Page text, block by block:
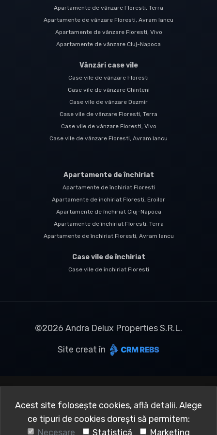
Apartamente de vânzare Floresti, Terra
Apartamente de vânzare Floresti, Avram Iancu
Apartamente de vânzare Floresti, Vivo
Apartamente de vânzare Cluj-Napoca
Vânzări case vile
Case vile de vânzare Floresti
Case vile de vânzare Chinteni
Case vile de vânzare Dezmir
Case vile de vânzare Floresti, Terra
Case vile de vânzare Floresti, Vivo
Case vile de vânzare Floresti, Avram Iancu
Apartamente de închiriat
Apartamente de închiriat Floresti
Apartamente de închiriat Floresti, Eroilor
Apartamente de închiriat Cluj-Napoca
Apartamente de închiriat Floresti, Terra
Apartamente de închiriat Floresti, Avram Iancu
Case vile de închiriat
Case vile de închiriat Floresti
©2026 Andra Delux Properties S.R.L.
Site creat în
Acest site folosește cookies, află detalii. Alege
ce tipuri de cookies dorești să permitem:
Necesare
Statistică Marketing